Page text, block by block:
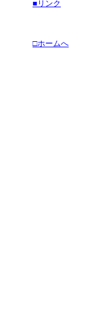
■リンク
□ホームへ